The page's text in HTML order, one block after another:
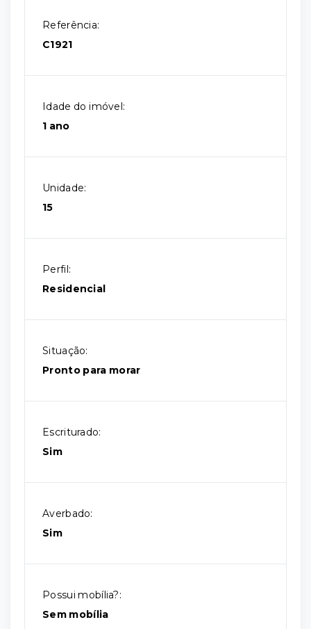
Referência:
C1921
Idade do imóvel:
1 ano
Unidade:
15
Perfil:
Residencial
Situação:
Pronto para morar
Escriturado:
Sim
Averbado:
Sim
Possui mobília?:
Sem mobília